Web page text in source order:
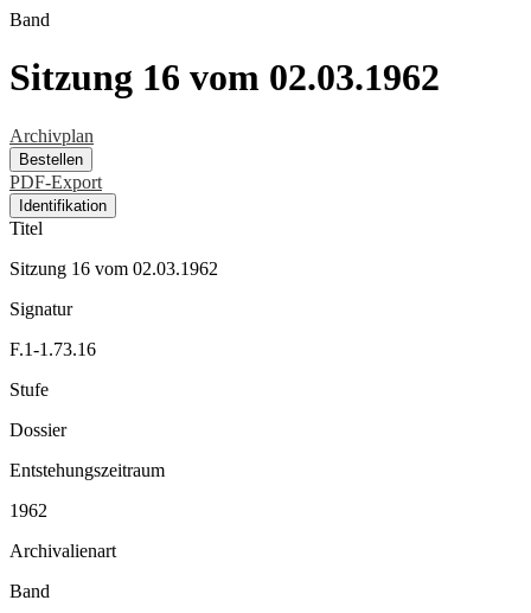
Band
Sitzung 16 vom 02.03.1962
Archivplan
Bestellen
PDF-Export
Identifikation
Titel
Sitzung 16 vom 02.03.1962
Signatur
F.1-1.73.16
Stufe
Dossier
Entstehungszeitraum
1962
Archivalienart
Band